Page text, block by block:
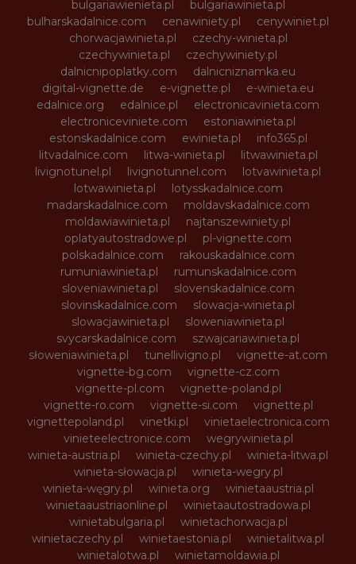
bulgariawienieta.pl
bulgariawinieta.pl
bulharskadalnice.com
cenawiniety.pl
cenywiniet.pl
chorwacjawinieta.pl
czechy-winieta.pl
czechywinieta.pl
czechywiniety.pl
dalnicnipoplatky.com
dalnicniznamka.eu
digital-vignette.de
e-vignette.pl
e-winieta.eu
edalnice.org
edalnice.pl
electronicavinieta.com
electroniceviniete.com
estoniawinieta.pl
estonskadalnice.com
ewinieta.pl
info365.pl
litvadalnice.com
litwa-winieta.pl
litwawinieta.pl
livignotunel.pl
livignotunnel.com
lotvawinieta.pl
lotwawinieta.pl
lotysskadalnice.com
madarskadalnice.com
moldavskadalnice.com
moldawiawinieta.pl
najtanszewiniety.pl
oplatyautostradowe.pl
pl-vignette.com
polskadalnice.com
rakouskadalnice.com
rumuniawinieta.pl
rumunskadalnice.com
sloveniawinieta.pl
slovenskadalnice.com
slovinskadalnice.com
slowacja-winieta.pl
slowacjawinieta.pl
sloweniawinieta.pl
svycarskadalnice.com
szwajcariawinieta.pl
słoweniawinieta.pl
tunellivigno.pl
vignette-at.com
vignette-bg.com
vignette-cz.com
vignette-pl.com
vignette-poland.pl
vignette-ro.com
vignette-si.com
vignette.pl
vignettepoland.pl
vinetki.pl
vinietaelectronica.com
vinieteelectronice.com
wegrywinieta.pl
winieta-austria.pl
winieta-czechy.pl
winieta-litwa.pl
winieta-słowacja.pl
winieta-wegry.pl
winieta-węgry.pl
winieta.org
winietaaustria.pl
winietaaustriaonline.pl
winietaautostradowa.pl
winietabulgaria.pl
winietachorwacja.pl
winietaczechy.pl
winietaestonia.pl
winietalitwa.pl
winietalotwa.pl
winietamoldawia.pl